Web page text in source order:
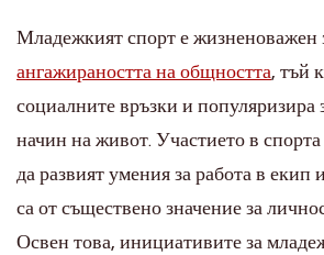
Младежкият спорт е жизненоважен
ангажираността на общността, тъй
социалните връзки и популяризира
начин на живот. Участието в
да развият умения за работа в екип
са от съществено значение за
Освен това, инициативите за